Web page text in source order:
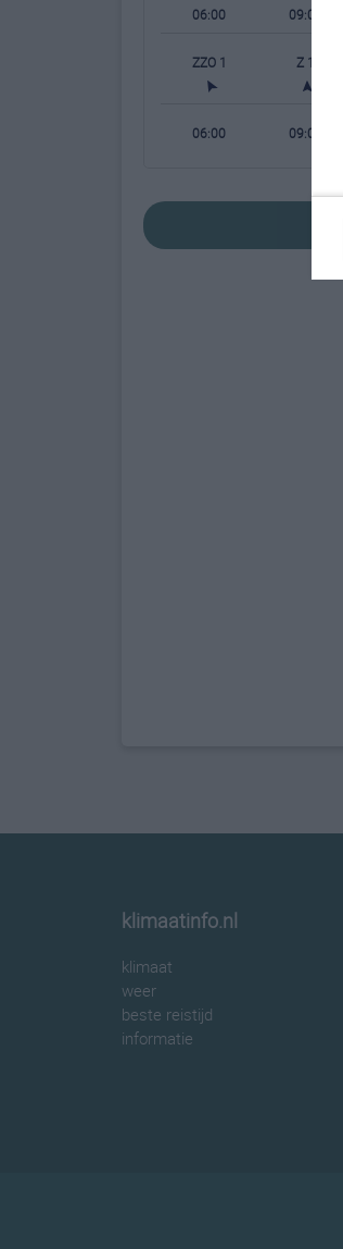
06:00 09:00
ZZO 1 Z 1
06:00 09:00
klimaatinfo.nl
klimaat
weer
beste reistijd
informatie